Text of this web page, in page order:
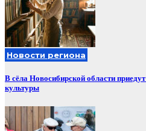
Новости региона
В сёла Новосибирской области
культуры